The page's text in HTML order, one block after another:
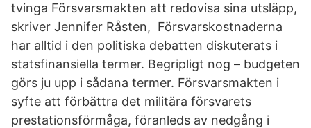
tvinga Försvarsmakten att redovisa sina utsläpp,
skriver Jennifer Råsten, Försvarskostnaderna
har alltid i den politiska debatten diskuterats i
statsfinansiella termer. Begripligt nog – budgeten
görs ju upp i sådana termer. Försvarsmakten i
syfte att förbättra det militära försvarets
prestationsförmåga, föranleds av nedgång i